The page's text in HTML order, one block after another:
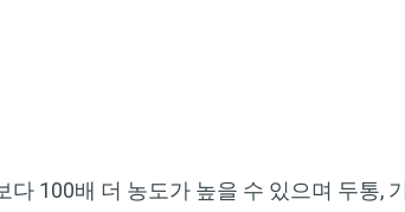
100배 더 농도가 높을 수 있으며 두통,